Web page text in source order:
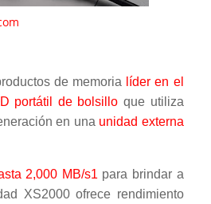
de memoria
líder en el
portátil de bolsillo que utiliza
en una unidad externa
2,000 MB/s1 para brindar a
XS2000 ofrece rendimiento